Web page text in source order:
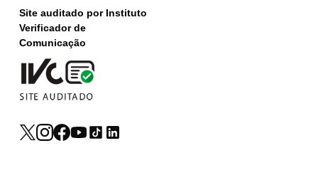
Site auditado por Instituto
Verificador de
Comunicação